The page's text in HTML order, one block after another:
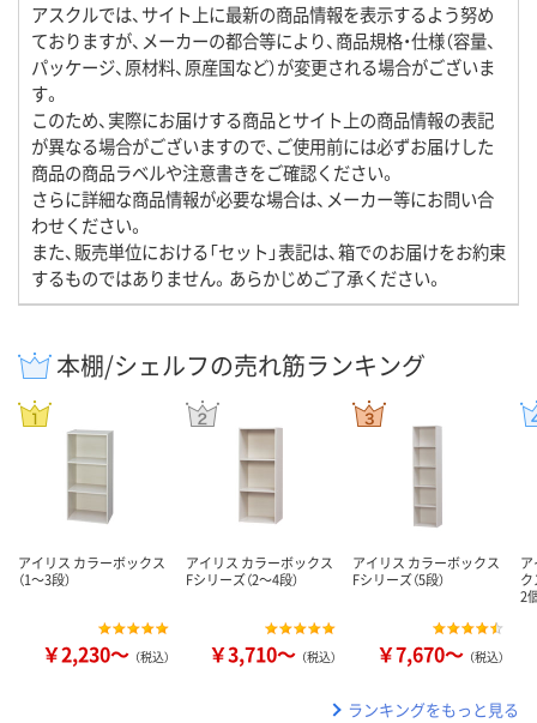
アスクルでは、サイト上に最新の商品情報を表示するよう努め
ておりますが、メーカーの都合等により、商品規格・仕様（容量、
パッケージ、原材料、原産国など）が変更される場合がございま
す。
このため、実際にお届けする商品とサイト上の商品情報の表記
が異なる場合がございますので、ご使用前には必ずお届けした
商品の商品ラベルや注意書きをご確認ください。
さらに詳細な商品情報が必要な場合は、メーカー等にお問い合
わせください。
また、販売単位における「セット」表記は、箱でのお届けをお約束
するものではありません。あらかじめご了承ください。
本棚/シェルフの売れ筋ランキング
アイリス カラーボックス
（1～3段）
￥2,230～ （税込）
アイリス カラーボックス
Fシリーズ（2～4段）
￥3,710～ （税込）
アイリス カラーボックス
Fシリーズ（5段）
￥7,670～ （税込）
2
ランキングをもっと見る